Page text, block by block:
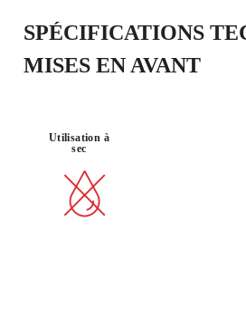
SPÉCIFICATIONS
MISES EN AVANT
Utilisation à
sec